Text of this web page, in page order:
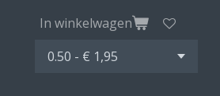
In winkelwagen